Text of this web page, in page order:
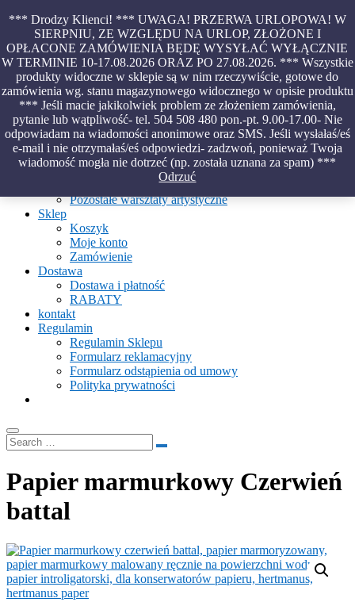
*** Drodzy Klienci! *** UWAGA! PRZERWA URLOPOWA! W
SIERPNIU, ZE WZGLĘDU NA URLOP, ZŁOŻONE I
OPŁACONE ZAMÓWIENIA BĘDĘ WYSYŁAĆ WYŁĄCZNIE
W TERMINIE 10-17.08.2026 ORAZ PO 27.08.2026. *** Wszystkie
produkty widoczne w sklepie są w nim rzeczywiście, gotowe do
zamówienia wg. stanu magazynowego widocznego w opisie produktu
*** Jeśli macie jakikolwiek problem ze złożeniem zamówienia,
pytanie lub wątpliwość- tel. 504 508 480 pon.-pt. 9.00-17.00- Nie
odpowiadam na wiadomości anonimowe oraz SMS. Jeśli wysłałaś/eś
e-mail i nie otrzymałaś/eś odpowiedzi- zadzwoń, ponieważ Twoja
wiadomość mogła nie dotrzeć (np. została uznana za spam) ***
Odrzuć
Skip
content
Piękno malowane na wodzie – papiery marmurkowe – materiały
introligatorskie – oprawy – etui – pudełka
Aktualności
O Pracowni
Ebru
Warsztaty
Warsztaty malowania na wodzie
Pozostałe warsztaty artystyczne
Sklep
Koszyk
Moje konto
Zamówienie
Dostawa
Dostawa i płatność
RABATY
kontakt
Regulamin
Regulamin Sklepu
Formularz reklamacyjny
Formularz odstąpienia od umowy
Polityka prywatności
Papier marmurkowy Czerwień
battal